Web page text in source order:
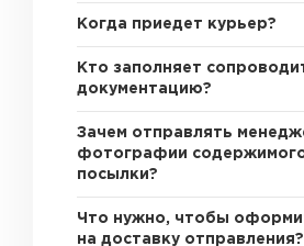
Когда приедет курьер?
Кто заполняет
документацию?
Зачем отправлять
фотографии
посылки?
Что нужно, чтобы
на доставку отправления?